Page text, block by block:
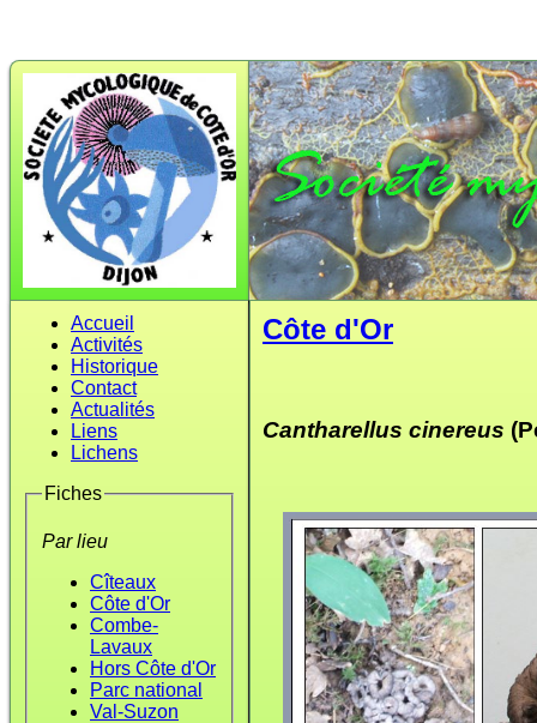
Accueil
Activités
Historique
Contact
Actualités
Liens
Lichens
Fiches
Par lieu
Cîteaux
Côte d'Or
Combe-
Lavaux
Hors Côte d'Or
Parc national
Val-Suzon
Côte d'Or
Cantharellus cinereus